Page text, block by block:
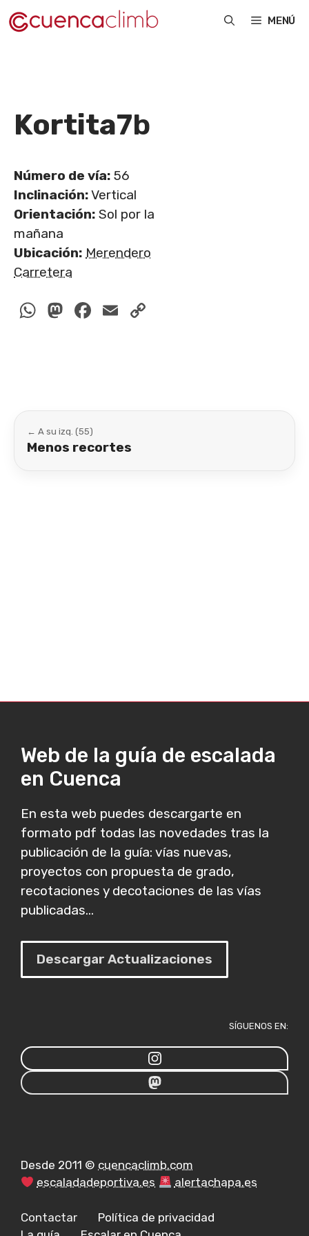
Saltar
al
MENÚ
Kortita7b
Número de vía: 56
Inclinación:Vertical
Orientación: Sol por la
mañana
Ubicación: Merendero
Carretera
WhatsApp
Mastodon
Facebook
Email
← A su izq. (55)
Menos recortes
Web de la guía de escalada
en Cuenca
En esta web puedes descargarte en
formato pdf todas las novedades tras la
publicación de la guía: vías nuevas,
proyectos con propuesta de grado,
recotaciones y decotaciones de las vías
publicadas...
Descargar Actualizaciones
SÍGUENOS EN:
Desde 2011 © cuencaclimb.com
escaladadeportiva.es
alertachapa.es
Contactar
Política de privacidad